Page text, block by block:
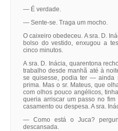
— É verdade.
— Sente-se. Traga um mocho.
O caixeiro obedeceu. A sra. D.
bolso do vestido, enxugou a
cinco minutos.
A sra. D. Inácia, quarentona
trabalho desde manhã até à
se quisesse, podia ter —
prima. Mas o sr. Mateus, que
com olhos pouco angélicos,
queria arriscar um passo no
casamento ou despesa. A sra.
— Como está o Juca?
descansada.